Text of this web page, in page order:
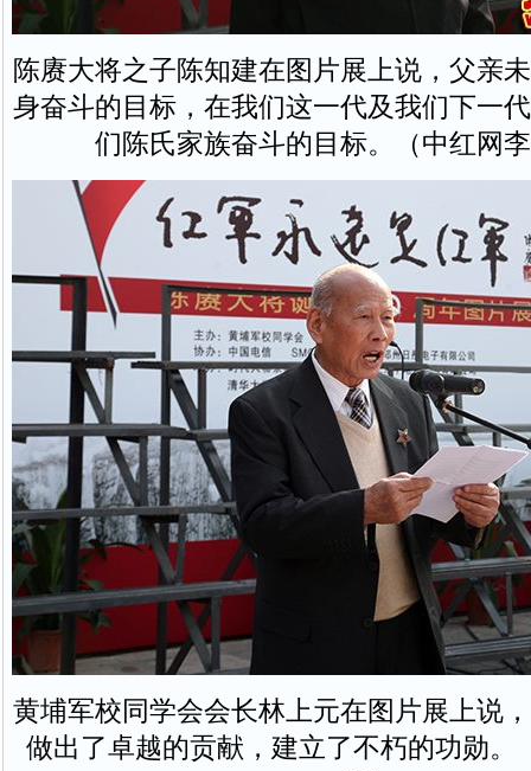
陈赓大将之子陈知建在图片展上说，父亲
身奋斗的目标，在我们这一代及我们下一
们陈氏家族奋斗的目标。（中红网
黄埔军校同学会会长林上元在图片展上说
做出了卓越的贡献，建立了不朽的功勋。